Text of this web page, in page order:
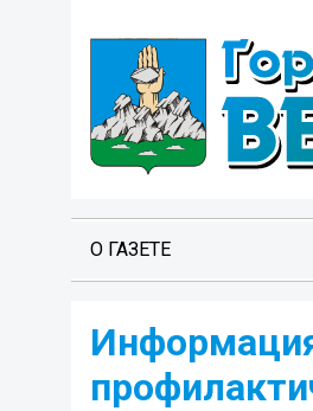
О ГАЗЕТЕ